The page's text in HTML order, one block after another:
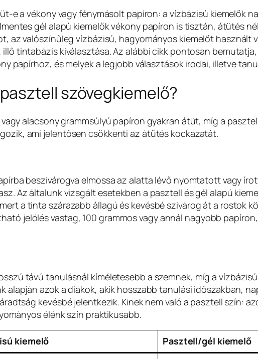
e a vékony vagy fénymásolt papíron: a vízbázisú kiemelők
gél alapú kiemelők vékony papíron is tisztán, átütés
az valószínűleg vízbázisú, hagyományos kiemelőt használt
tintabázis kiválasztása. Az alábbi cikk pontosan
papírhoz, és melyek a legjobb választások irodai, illetve
szövegkiemelő?
alacsony grammsúlyú papíron gyakran átüt, míg a
ami jelentősen csökkenti az átütés kockázatát.
beszivárogva elmossa az alatta lévő nyomtatott vagy
Az általunk vizsgált esetekben a pasztell és gél alapú
a tinta szárazabb állagú és kevésbé szivárog át a rostok
jelölés vastag, 100 grammos vagy annál nagyobb
távú tanulásnál kíméletesebb a szemnek, míg a
azok a diákok, akik hosszabb tanulási időszakban,
kevésbé jelentkezik. Kinek nem való a pasztell szín:
élénk szín praktikusabb.
kiemelő
Pasztell/gél kiemelő